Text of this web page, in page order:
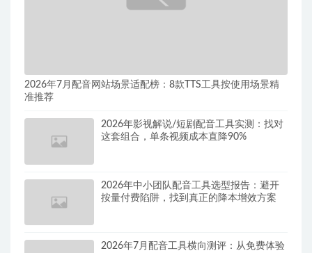
2026年7月配音网站场景适配榜：8款TTS工具按使用场景精
准推荐
2026年影视解说/短剧配音工具实测：找对
这套组合，单条视频成本直降90%
2026年中小团队配音工具选型报告：避开
按量付费陷阱，找到真正的降本增效方案
2026年7月配音工具横向测评：从免费体验